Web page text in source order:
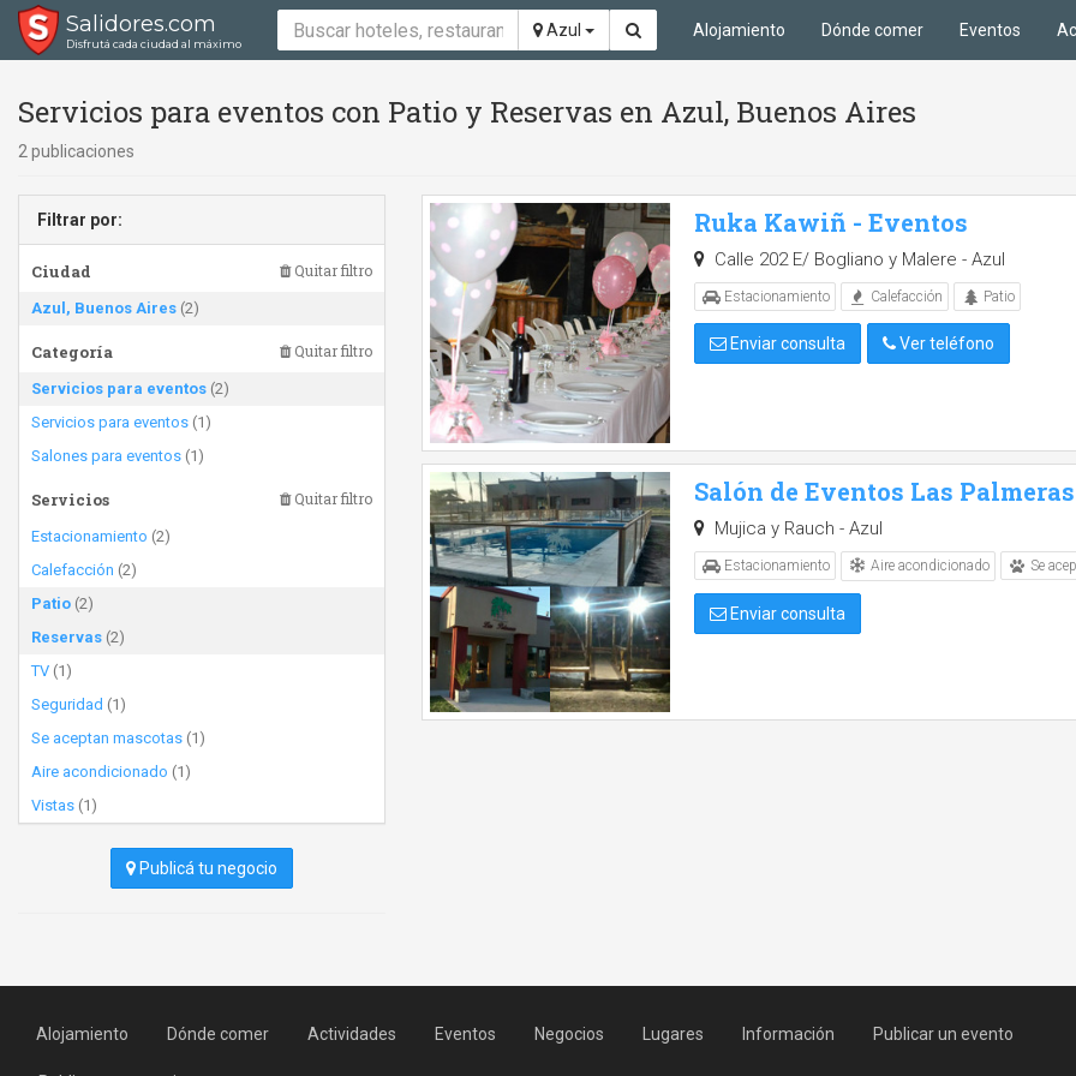
Salidores.com
Disfrutá cada ciudad al máximo
Azul Alojamiento Dónde comer Eventos
Servicios para eventos con Patio y Reservas en Azul, Buenos Aires
2 publicaciones
Filtrar por:
Ciudad Quitar filtro
Azul, Buenos Aires (2)
Categoría Quitar filtro
Servicios para eventos (2)
Servicios para eventos (1)
Salones para eventos (1)
Servicios Quitar filtro
Estacionamiento (2)
Calefacción (2)
Patio (2)
Reservas (2)
TV (1)
Seguridad (1)
Se aceptan mascotas (1)
Aire acondicionado (1)
Vistas (1)
Publicá tu negocio
Ruka Kawiñ - Eventos
Calle 202 E/ Bogliano y Malere - Azul
Estacionamiento Calefacción Patio
Enviar consulta Ver teléfono
Salón de Eventos Las Palmeras
Mujica y Rauch - Azul
Estacionamiento Aire acondicionado Se
Enviar consulta
Alojamiento Dónde comer Actividades Eventos Negocios Lugares Información Publicar un evento